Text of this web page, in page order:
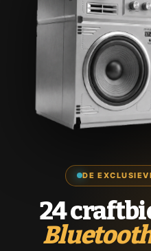
DE
24